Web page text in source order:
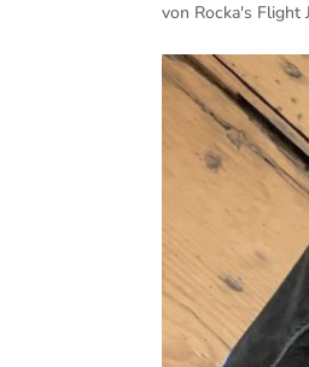
von Rocka's Flight